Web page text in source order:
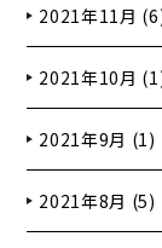
2021年11月
2021年10月
2021年9月 (1)
2021年8月 (5)